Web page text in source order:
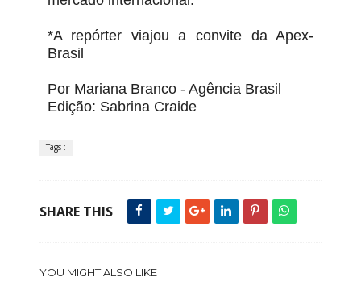
*A repórter viajou a convite da Apex-
Brasil
Por Mariana Branco - Agência Brasil
Edição: Sabrina Craide
Tags :
SHARE THIS
YOU MIGHT ALSO LIKE